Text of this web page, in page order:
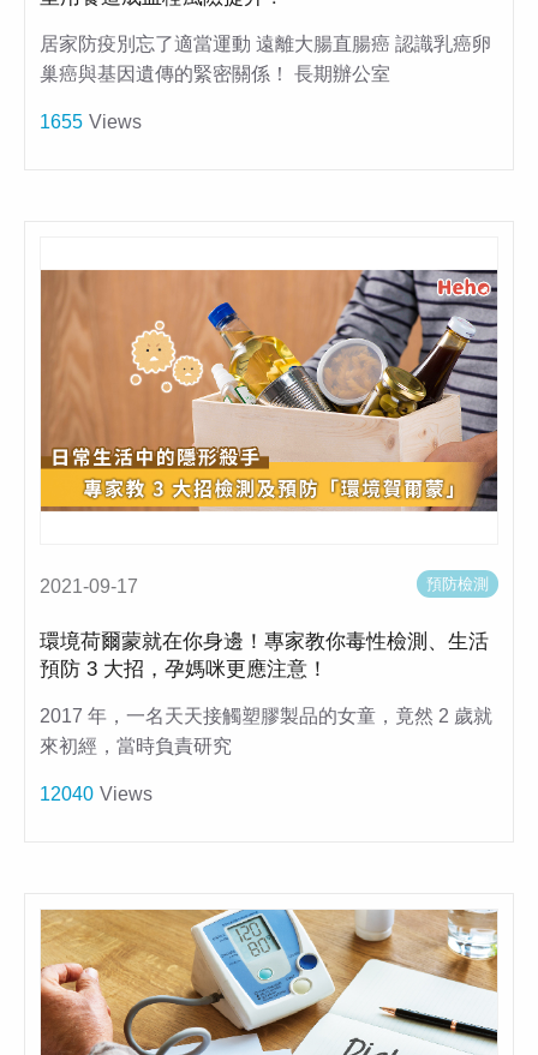
居家防疫別忘了適當運動 遠離大腸直腸癌 認識乳癌卵
巢癌與基因遺傳的緊密關係！ 長期辦公室
1655 Views
2021-09-17 預防檢測
環境荷爾蒙就在你身邊！專家教你毒性檢測、生活
預防 3 大招，孕媽咪更應注意！
2017 年，一名天天接觸塑膠製品的女童，竟然 2 歲就
來初經，當時負責研究
12040 Views